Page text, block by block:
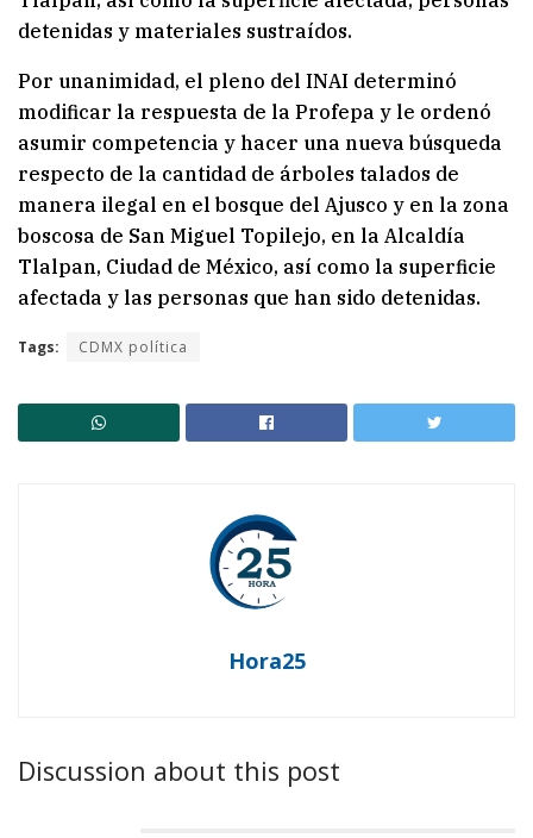
detenidas y materiales sustraídos.
Por unanimidad, el pleno del INAI determinó
modificar la respuesta de la Profepa y le ordenó
asumir competencia y hacer una nueva búsqueda
respecto de la cantidad de árboles talados de
manera ilegal en el bosque del Ajusco y en la zona
boscosa de San Miguel Topilejo, en la Alcaldía
Tlalpan, Ciudad de México, así como la superficie
afectada y las personas que han sido detenidas.
Tags: CDMX política
Hora25
Discussion about this post